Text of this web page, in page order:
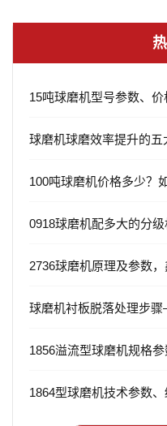
15吨球磨机型号参数、
球磨机球磨效率提升的五
100吨球磨机价格多少？
0918球磨机配多大的分级
2736球磨机原理及参数
球磨机衬板脱落处理步
1856溢流型球磨机规格
1864型球磨机技术参数